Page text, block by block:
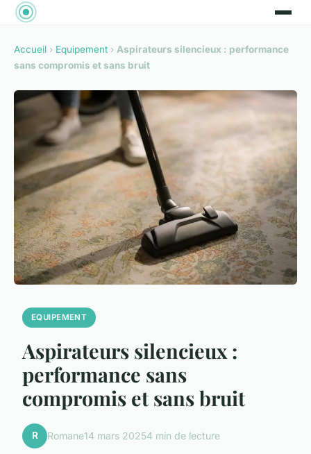
Accueil › Equipement › Aspirateurs silencieux : performance
sans compromis et sans bruit
EQUIPEMENT
Aspirateurs silencieux :
performance sans
compromis et sans bruit
R Romane14 mars 20254 min de lecture